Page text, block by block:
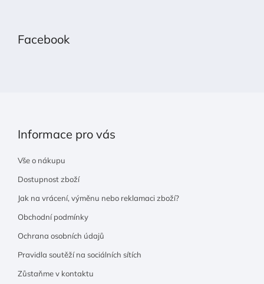
Facebook
Informace pro vás
Vše o nákupu
Dostupnost zboží
Jak na vrácení, výměnu nebo reklamaci zboží?
Obchodní podmínky
Ochrana osobních údajů
Pravidla soutěží na sociálních sítích
Zůstaňme v kontaktu